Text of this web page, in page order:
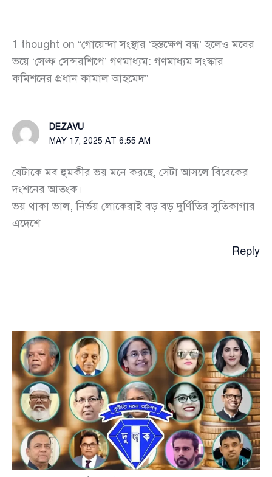
1 thought on “গোয়েন্দা সংস্থার ‘হস্তক্ষেপ বন্ধ’ হলেও মবের
ভয়ে ‘সেল্ফ সেন্সরশিপে’ গণমাধ্যম: গণমাধ্যম সংস্কার
কমিশনের প্রধান কামাল আহমেদ”
DEZAVU
MAY 17, 2025 AT 6:55 AM
যেটাকে মব হুমকীর ভয় মনে করছে, সেটা আসলে বিবেকের
দংশনের আতংক।
ভয় থাকা ভাল, নির্ভয় লোকেরাই বড় বড় দুর্ণিতির সুতিকাগার
এদেশে
Reply